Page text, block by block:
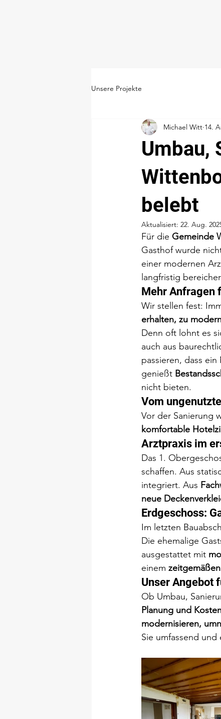
Unsere Projekte
Umbau,
belebt
Michael Witt 14.
Aktualisiert: 22. Aug.
Für die Gemeinde
Gasthof wurde
einer modernen
langfristig
Mehr Anfragen
Wir stellen fest:
erhalten, zu
Denn oft lohnt es
auch aus
passieren, dass ein
genießt
nicht bieten.
Vom
Vor der Sanierung
komfortable
Arztpraxis im
Das 1.
schaffen. Aus
integriert. Aus
neue
Erdgeschoss:
Im letzten
Die ehemalige
ausgestattet mit
einem
Unser Angebot
Ob Umbau,
Planung und
modernisieren,
Sie umfassend